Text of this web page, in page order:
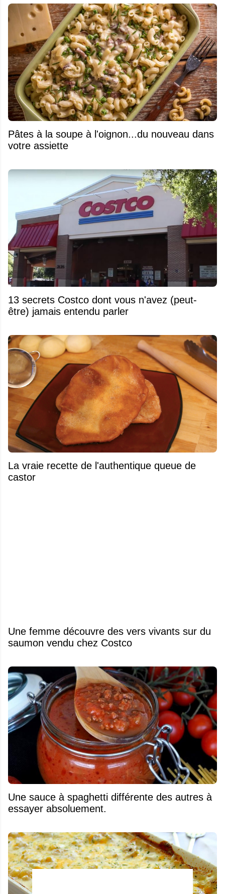
Pâtes à la soupe à l'oignon...du nouveau dans
votre assiette
13 secrets Costco dont vous n'avez (peut-
être) jamais entendu parler
La vraie recette de l'authentique queue de
castor
Une femme découvre des vers vivants sur du
saumon vendu chez Costco
Une sauce à spaghetti différente des autres à
essayer absoluement.